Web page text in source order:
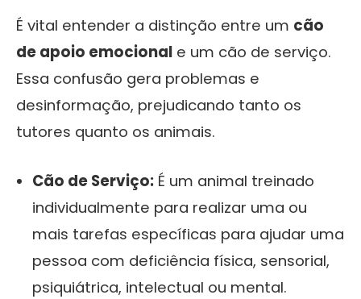
É vital entender a distinção entre um cão
de apoio emocional e um cão de serviço.
Essa confusão gera problemas e
desinformação, prejudicando tanto os
tutores quanto os animais.
Cão de Serviço: É um animal treinado
individualmente para realizar uma ou
mais tarefas específicas para ajudar uma
pessoa com deficiência física, sensorial,
psiquiátrica, intelectual ou mental.